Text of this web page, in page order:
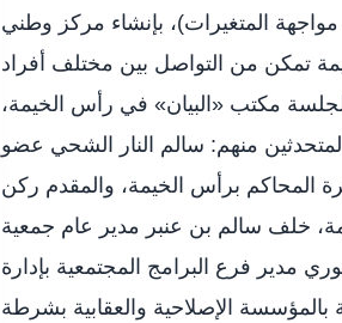
المتغيرات)، بإنشاء مركز وطني
تمكن من التواصل بين مختلف أفراد
مكتب «البيان» في رأس الخيمة،
منهم: سالم النار الشحي عضو
المحاكم برأس الخيمة، والمقدم ركن
خلف سالم بن عنبر مدير عام جمعية
مدير فرع البرامج المجتمعية بإدارة
بالمؤسسة الإصلاحية والعقابية بشرطة